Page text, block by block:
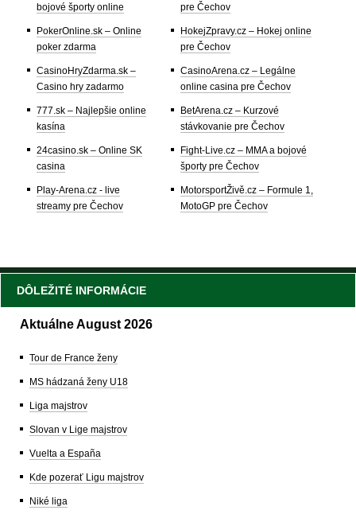
bojové športy online
PokerOnline.sk – Online
poker zdarma
CasinoHryZdarma.sk –
Casino hry zadarmo
777.sk – Najlepšie online
kasína
24casino.sk – Online SK
casina
Play-Arena.cz - live
streamy pre Čechov
pre Čechov
HokejZpravy.cz – Hokej online
pre Čechov
CasinoArena.cz – Legálne
online casina pre Čechov
BetArena.cz – Kurzové
stávkovanie pre Čechov
Fight-Live.cz – MMA a bojové
športy pre Čechov
MotorsportŽivě.cz – Formule 1,
MotoGP pre Čechov
DÔLEŽITÉ INFORMÁCIE
Aktuálne August 2026
Tour de France ženy
MS hádzaná ženy U18
Liga majstrov
Slovan v Lige majstrov
Vuelta a España
Kde pozerať Ligu majstrov
Niké liga